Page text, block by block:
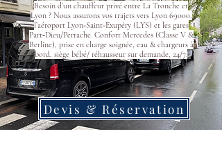
Besoin d’un chauffeur privé entre La Tronche et
Lyon ? Nous assurons vos trajets vers Lyon 69000,
l’aéroport Lyon‑Saint‑Exupéry (LYS) et les gares
Part‑Dieu/Perrache. Confort Mercedes (Classe V &
Berline), prise en charge soignée, eau & chargeurs à
bord, siège bébé/ réhausseur sur demande, 24/7.
Devis & Réservation